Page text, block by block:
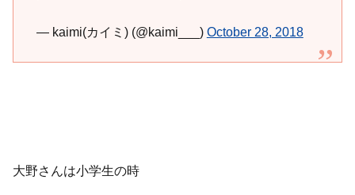
— kaimi(カイミ) (@kaimi___) October 28, 2018
大野さんは小学生の時